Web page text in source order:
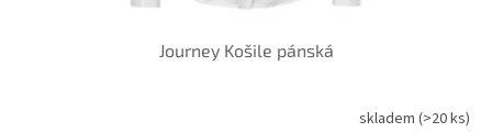
Journey Košile pánská
skladem (>20 ks)